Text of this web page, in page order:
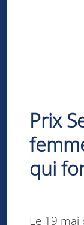
Prix
qui
Le 19 mai